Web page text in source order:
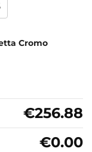
Cromo
€256.88
€0.00